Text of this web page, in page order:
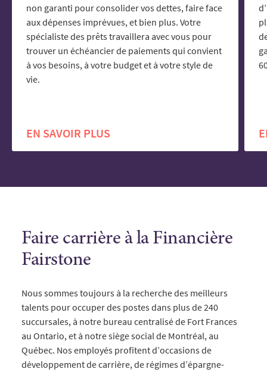
non garanti pour consolider vos dettes, faire face
aux dépenses imprévues, et bien plus. Votre
spécialiste des prêts travaillera avec vous pour
trouver un échéancier de paiements qui convient
à vos besoins, à votre budget et à votre style de
vie.
EN SAVOIR PLUS
Faire carrière à la Financière
Fairstone
Nous sommes toujours à la recherche des meilleurs
talents pour occuper des postes dans plus de 240
succursales, à notre bureau centralisé de Fort Frances
au Ontario, et à notre siège social de Montréal, au
Québec. Nos employés profitent d’occasions de
développement de carrière, de régimes d’épargne-